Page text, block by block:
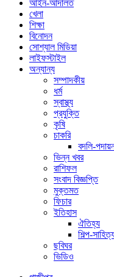
আইন-আদালত
খেলা
শিক্ষা
বিনোদন
সোশ্যাল মিডিয়া
লাইফস্টাইল
অন্যান্য
সম্পাদকীয়
ধর্ম
স্বাস্থ্য
প্রযুক্তি
কৃষি
চাকরি
বদলি-
ভিন্ন খবর
রাশিফল
সংবাদ বিজ্ঞপ্তি
মুক্তমত
ফিচার
ইতিহাস
ঐতিহ্য
শিল্প-
ছবিঘর
ভিডিও